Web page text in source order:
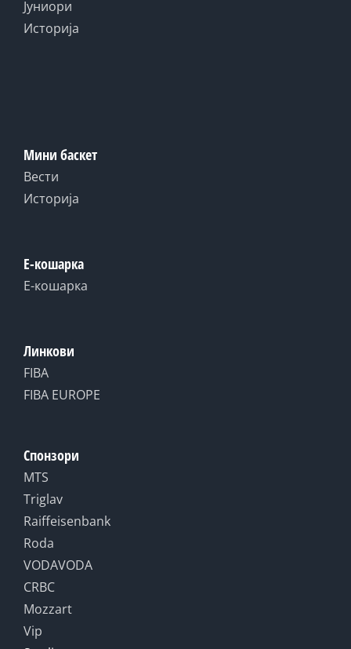
Јуниори
Историја
Мини баскет
Вести
Историја
Е-кошарка
Е-кошарка
Линкови
FIBA
FIBA EUROPE
Спонзори
MTS
Triglav
Raiffeisenbank
Roda
VODAVODA
CRBC
Mozzart
Vip